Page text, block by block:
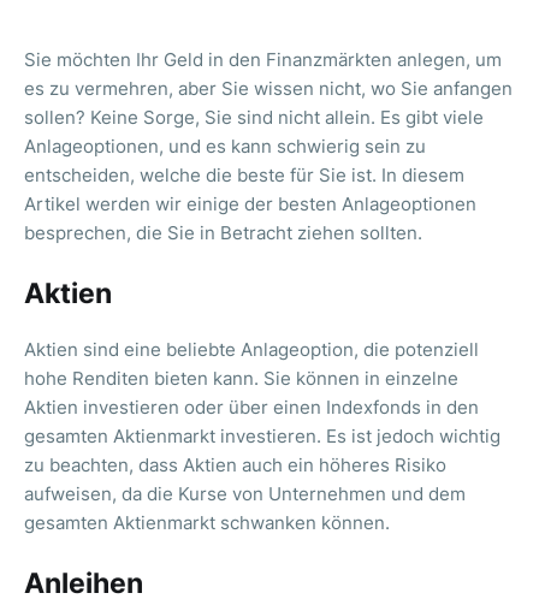
Sie möchten Ihr Geld in den Finanzmärkten anlegen, um
es zu vermehren, aber Sie wissen nicht, wo Sie anfangen
sollen? Keine Sorge, Sie sind nicht allein. Es gibt viele
Anlageoptionen, und es kann schwierig sein zu
entscheiden, welche die beste für Sie ist. In diesem
Artikel werden wir einige der besten Anlageoptionen
besprechen, die Sie in Betracht ziehen sollten.
Aktien
Aktien sind eine beliebte Anlageoption, die potenziell
hohe Renditen bieten kann. Sie können in einzelne
Aktien investieren oder über einen Indexfonds in den
gesamten Aktienmarkt investieren. Es ist jedoch wichtig
zu beachten, dass Aktien auch ein höheres Risiko
aufweisen, da die Kurse von Unternehmen und dem
gesamten Aktienmarkt schwanken können.
Anleihen